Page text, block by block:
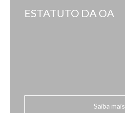
ESTATUTO DA OA
Saiba mais